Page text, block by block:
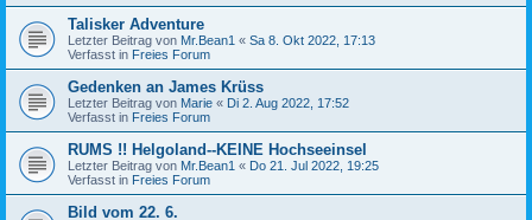
Talisker Adventure
Letzter Beitrag von Mr.Bean1 « Sa 8. Okt 2022, 17:13
Verfasst in Freies Forum
Gedenken an James Krüss
Letzter Beitrag von Marie « Di 2. Aug 2022, 17:52
Verfasst in Freies Forum
RUMS !! Helgoland--KEINE Hochseeinsel
Letzter Beitrag von Mr.Bean1 « Do 21. Jul 2022, 19:25
Verfasst in Freies Forum
Bild vom 22. 6.